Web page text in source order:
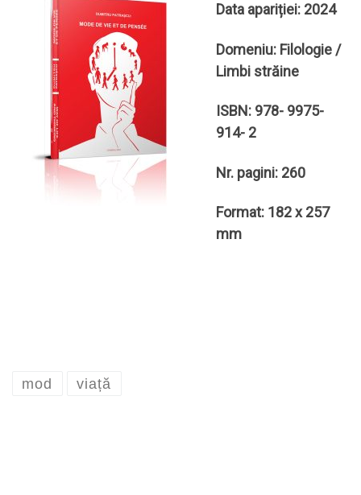
Data apariției: 2024
Domeniu: Filologie /
Limbi străine
ISBN: 978- 9975-
914- 2
Nr. pagini: 260
Format: 182 x 257
mm
mod viață